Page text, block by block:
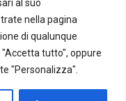
al suo
nella pagina
di qualunque
tutto", oppure
"Personalizza".